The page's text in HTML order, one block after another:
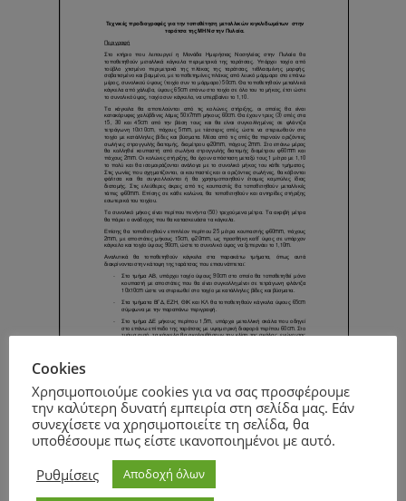
Page1/ 3 Zoom100%
Page1/1 Zoom 100%
Cookies
Χρησιμοποιούμε cookies για να σας προσφέρουμε
την καλύτερη δυνατή εμπειρία στη σελίδα μας. Εάν
συνεχίσετε να χρησιμοποιείτε τη σελίδα, θα
υποθέσουμε πως είστε ικανοποιημένοι με αυτό.
Ρυθμίσεις
Αποδοχή όλων